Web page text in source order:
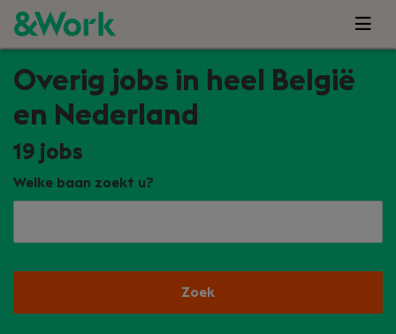
Overig jobs in heel België
en Nederland
19 jobs
Welke baan zoekt u?
Zoek